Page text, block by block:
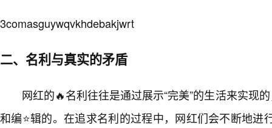
3comasguywqvkhdebakjwrt
二、名利与真实的矛盾
网红的🔥名利往往是通过展示“完美”的生活来实现
和编⭐辑的。在追求名利的过程中，网红们会不断地进